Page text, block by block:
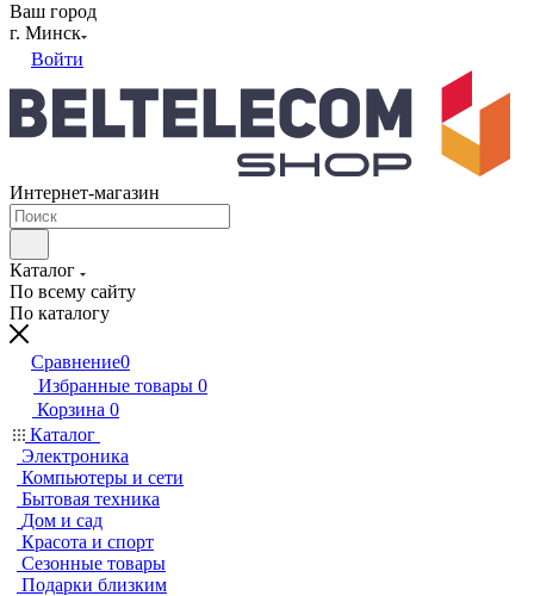
Ваш город
г. Минск
Войти
Интернет-магазин
Каталог
По всему сайту
По каталогу
Сравнение0
Избранные товары 0
Корзина 0
Каталог
Электроника
Компьютеры и сети
Бытовая техника
Дом и сад
Красота и спорт
Сезонные товары
Подарки близким